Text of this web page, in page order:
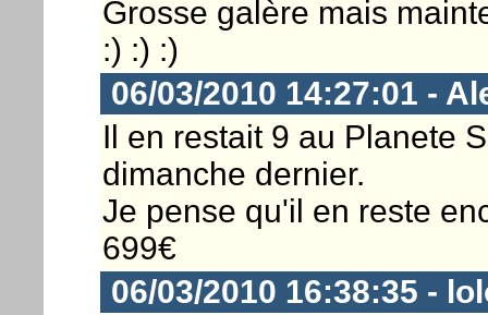
Grosse galère mais
:) :) :)
06/03/2010 14:27:01 -
Il en restait 9 au Planete
dimanche dernier.
Je pense qu'il en reste
699€
06/03/2010 16:38:35 -